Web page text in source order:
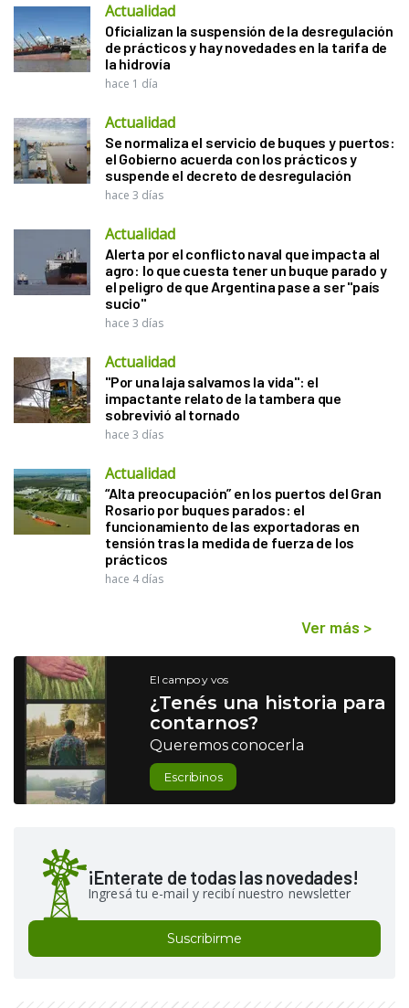
Actualidad
Oficializan la suspensión de la desregulación
de prácticos y hay novedades en la tarifa de
la hidrovía
hace 1 día
Actualidad
Se normaliza el servicio de buques y puertos:
el Gobierno acuerda con los prácticos y
suspende el decreto de desregulación
hace 3 días
Actualidad
Alerta por el conflicto naval que impacta al
agro: lo que cuesta tener un buque parado y
el peligro de que Argentina pase a ser "país
sucio"
hace 3 días
Actualidad
"Por una laja salvamos la vida": el
impactante relato de la tambera que
sobrevivió al tornado
hace 3 días
Actualidad
“Alta preocupación” en los puertos del Gran
Rosario por buques parados: el
funcionamiento de las exportadoras en
tensión tras la medida de fuerza de los
prácticos
hace 4 días
Ver más >
El campo y vos
¿Tenés una historia para
contarnos?
Queremos conocerla
Escribinos
¡Enterate de todas las novedades!
Ingresá tu e-mail y recibí nuestro newsletter
Suscribirme